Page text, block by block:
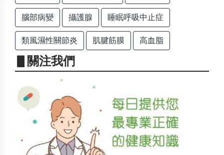
腦部病變 攝護腺 睡眠呼吸中止症
類風濕性關節炎 肌腱筋膜 高血脂
▋關注我們